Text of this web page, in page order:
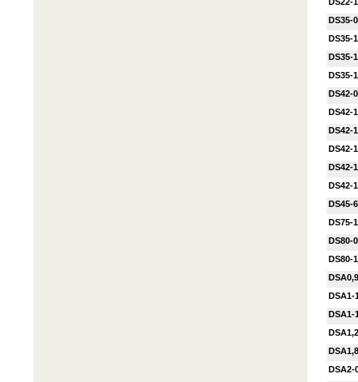
DS35-
DS35-
DS35-
DS35-
DS42-
DS42-
DS42-
DS42-
DS42-
DS42-
DS45-
DS75-
DS80-
DS80-
DSA1-
DSA1-
DSA2-